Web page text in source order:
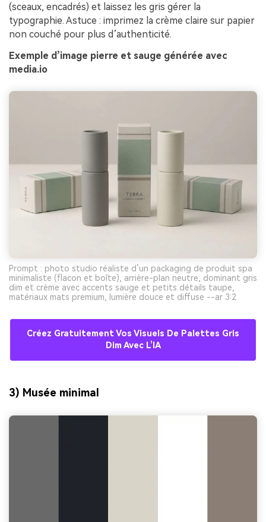
(sceaux, encadrés) et laissez les gris gérer la
typographie. Astuce : imprimez la crème claire sur papier
non couché pour plus d’authenticité.
Exemple d’image pierre et sauge générée avec
media.io
Prompt : photo studio réaliste d’un packaging de produit spa
minimaliste (flacon et boîte), arrière-plan neutre, dominant gris
dim et crème avec accents sauge et petits détails taupe,
matériaux mats premium, lumière douce et diffuse --ar 3:2
Créez Gratuitement Vos Visuels De Palettes Gris
Dim Avec L’IA
3) Musée minimal